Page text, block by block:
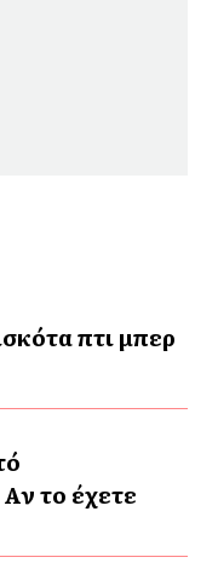
πτι μπερ
το έχετε